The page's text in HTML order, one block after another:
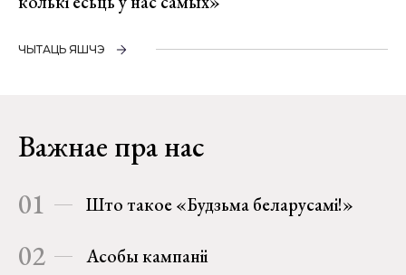
ЧЫТАЦЬ ЯШЧЭ
Важнае пра нас
01 Што такое «Будзьма беларусамі!»
02 Асобы кампаніі